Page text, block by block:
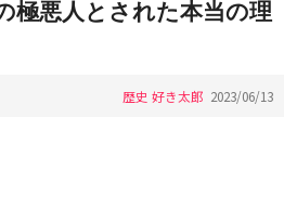
極悪人とされた本当の理
歴史 好き太郎 2023/06/13